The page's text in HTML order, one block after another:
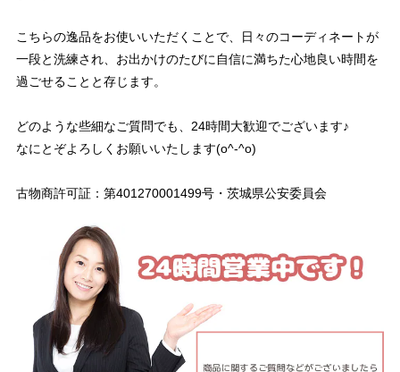
こちらの逸品をお使いいただくことで、日々のコーディネートが
一段と洗練され、お出かけのたびに自信に満ちた心地良い時間を
過ごせることと存じます。
どのような些細なご質問でも、24時間大歓迎でございます♪
なにとぞよろしくお願いいたします(o^-^o)
古物商許可証：第401270001499号・茨城県公安委員会